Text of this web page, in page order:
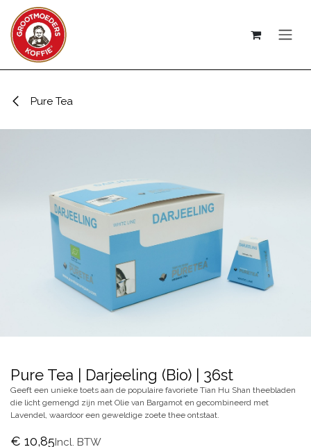
Overslaan naar inhoud
Pure Tea
Pure Tea | Darjeeling (Bio) | 36st
Geeft een unieke toets aan de populaire favoriete Tian Hu Shan theebladen
die licht gemengd zijn met Olie van Bargamot en gecombineerd met
Lavendel, waardoor een geweldige zoete thee ontstaat.
€ 10,85Incl. BTW